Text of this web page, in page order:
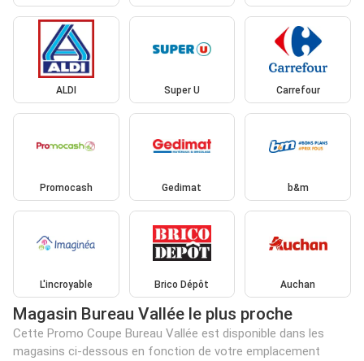
ALDI Super U Carrefour
Promocash Gedimat b&m
L'incroyable Brico Dépôt Auchan
Magasin Bureau Vallée le plus proche
Cette Promo Coupe Bureau Vallée est disponible dans les
magasins ci-dessous en fonction de votre emplacement